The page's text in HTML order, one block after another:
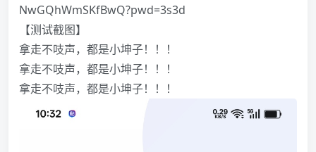
NwGQhWmSKfBwQ?pwd=3s3d
【测试截图】
拿走不吱声，都是小坤子！！！️
拿走不吱声，都是小坤子！！！️
拿走不吱声，都是小坤子！！！️